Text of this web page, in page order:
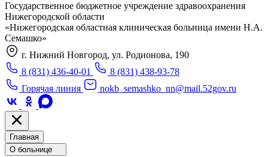
Государственное бюджетное учреждение здравоохранения
Нижегородской области
«Нижегородская областная клиническая больница имени Н.А.
Семашко»
г. Нижний Новгород, ул. Родионова, 190
8 (831) 436-40-01
8 (831) 438-93-78
Горячая линия
nokb_semashko_nn@mail.52gov.ru
Главная
О больнице